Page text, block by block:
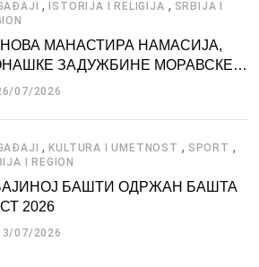
, ISTORIJA I RELIGIJA , SRBIJA I
МАНАСТИРА НАМАСИЈА,
ЗАДУЖБИНЕ МОРАВСКЕ
07/2026
,KULTURA I UMETNOST , SPORT ,
I REGION
БАШТИ ОДРЖАН БАШТА
2026
07/2026